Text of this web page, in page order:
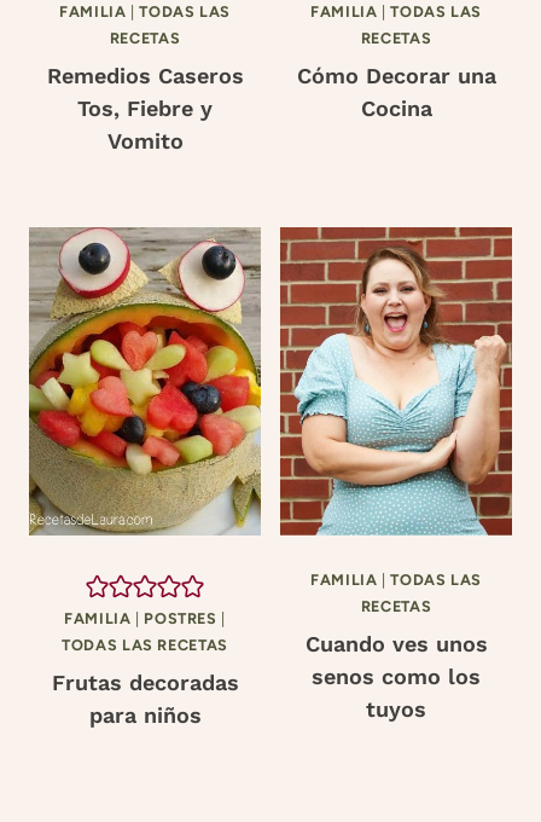
FAMILIA |TODAS LAS
RECETAS
Remedios Caseros
Tos, Fiebre y
Vomito
FAMILIA |TODAS LAS
RECETAS
Cómo Decorar una
Cocina
FAMILIA POSTRES
TODAS LAS RECETAS
Frutas decoradas
para niños
FAMILIA |TODAS LAS
RECETAS
Cuando ves unos
senos como los
tuyos